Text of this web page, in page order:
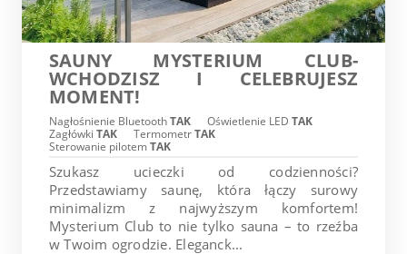
SAUNY MYSTERIUM CLUB-
WCHODZISZ I CELEBRUJESZ
MOMENT!
Nagłośnienie BluetoothTAK Oświetlenie LED TAK
Zagłówki TAK TermometrTAK
Sterowanie pilotemTAK
Szukasz ucieczki od codzienności?
Przedstawiamy saunę, która łączy surowy
minimalizm z najwyższym komfortem!
Mysterium Club to nie tylko sauna – to rzeźba
w Twoim ogrodzie. Eleganck...